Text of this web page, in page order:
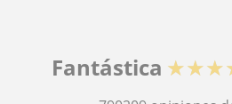
Fantástica